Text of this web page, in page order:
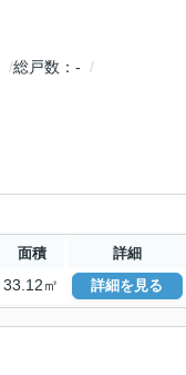
総戸数
-
面積 詳細
33.12㎡ 詳細を見る